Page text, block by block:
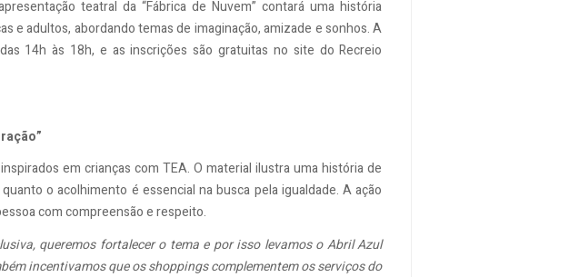
teatral da “Fábrica de Nuvem” contará uma história
e adultos, abordando temas de imaginação, amizade e sonhos. A
14h às 18h, e as inscrições são gratuitas no site do Recreio
em crianças com TEA. O material ilustra uma história de
o acolhimento é essencial na busca pela igualdade. A ação
com compreensão e respeito.
queremos fortalecer o tema e por isso levamos o Abril Azul
incentivamos que os shoppings complementem os serviços do